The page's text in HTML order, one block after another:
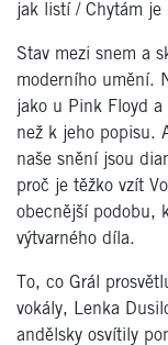
jak listí / Chytám
Stav mezi snem a
moderního umění.
jako u Pink Floyd a
než k jeho popisu.
naše snění jsou
proč je těžko vzít
obecnější podobu,
výtvarného díla.
To, co Grál
vokály, Lenka
andělsky osvítily